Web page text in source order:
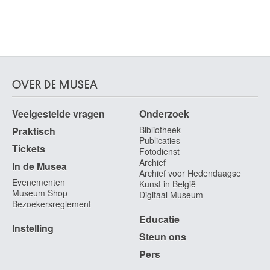
OVER DE MUSEA
Veelgestelde vragen
Praktisch
Tickets
In de Musea
Evenementen
Museum Shop
Bezoekersreglement
Instelling
Onderzoek
Bibliotheek
Publicaties
Fotodienst
Archief
Archief voor Hedendaagse
Kunst in België
Digitaal Museum
Educatie
Steun ons
Pers